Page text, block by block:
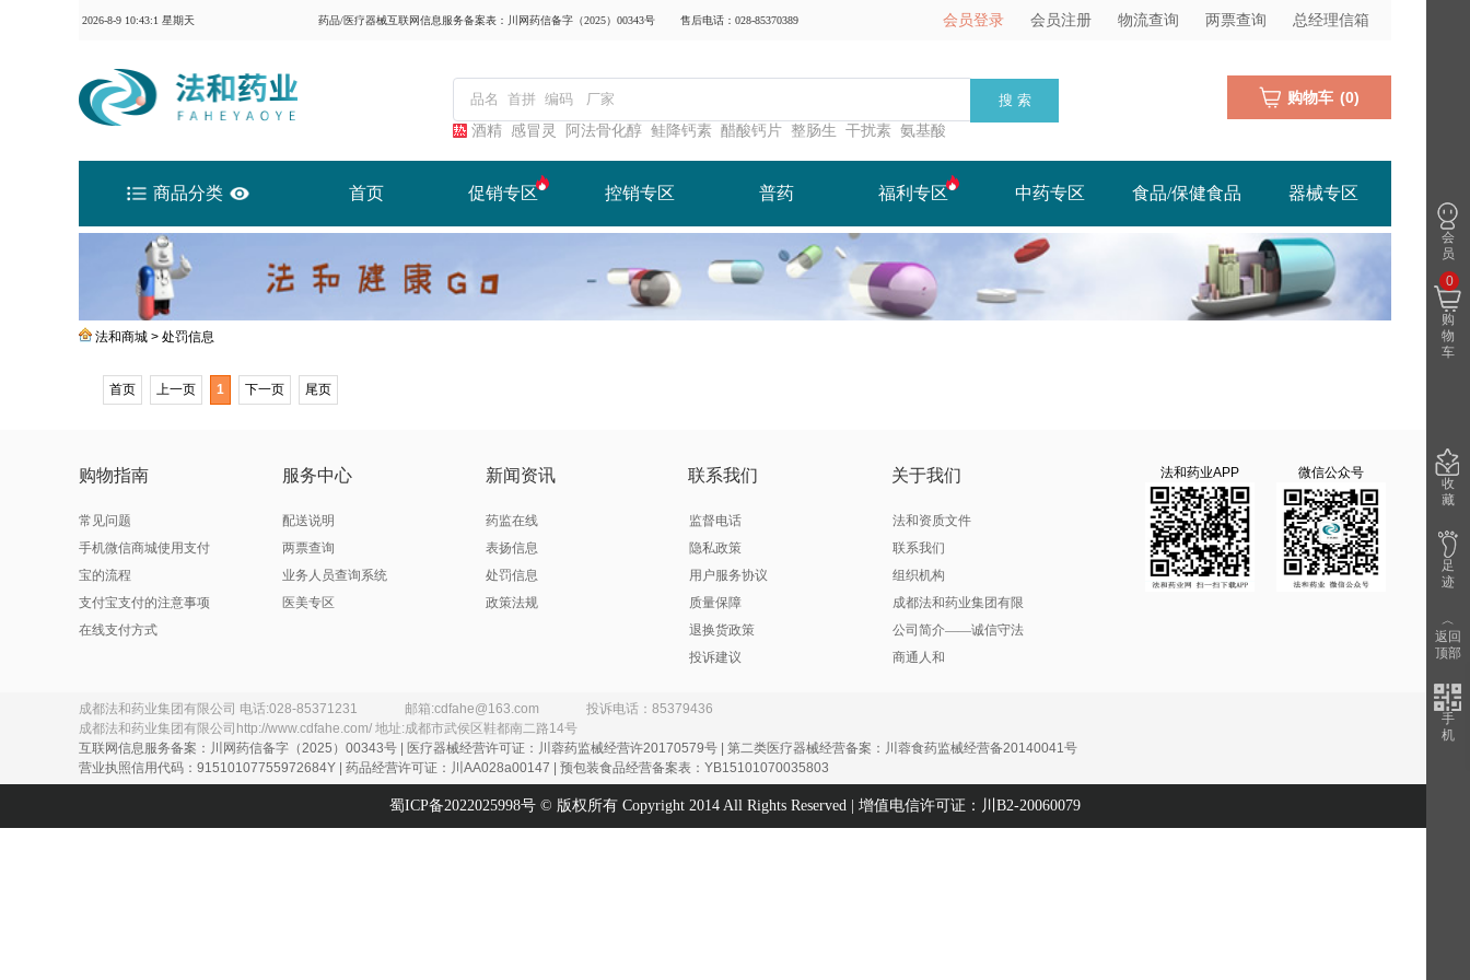
2026-8-9 10:43:1 星期天 药品/医疗器械互联网信息服务备案表：川网药信备字（2025）00343号 售后电话：028-85370389 会员登录 会员注册 物流查询 两票查询 总经理信箱
酒精 感冒灵 阿法骨化醇 鲑降钙素 醋酸钙片 整肠生 干扰素 氨基酸
搜 索 购物车 (0)
商品分类 首页 促销专区 控销专区 普药 福利专区 中药专区 食品/保健食品 器械专区
法和商城 > 处罚信息
首页 上一页 1 下一页 尾页
购物指南 服务中心 新闻资讯 联系我们 关于我们
常见问题
手机微信商城使用支付
宝的流程
支付宝支付的注意事项
在线支付方式
配送说明
两票查询
业务人员查询系统
医美专区
药监在线
表扬信息
处罚信息
政策法规
监督电话
隐私政策
用户服务协议
质量保障
退换货政策
投诉建议
法和资质文件
联系我们
组织机构
成都法和药业集团有限
公司简介——诚信守法
商通人和
法和药业APP 微信公众号
成都法和药业集团有限公司 电话:028-85371231 邮箱:cdfahe@163.com
投诉电话：85379436
成都法和药业集团有限公司 http://www.cdfahe.com/ 地址:成都市武侯区鞋都南二路14号
互联网信息服务备案：川网药信备字（2025）00343号 | 医疗器械经营许可证：川蓉药监械经营许20170579号 | 第二类医疗器械经营备案：川蓉食药监械经营备20140041号
营业执照信用代码：91510107755972684Y | 药品经营许可证：川AA028a00147 | 预包装食品经营备案表：YB15101070035803
蜀ICP备2022025998号 © 版权所有 Copyright 2014 All Rights Reserved | 增值电信许可证：川B2-20060079
会
员
购
物
车
0
收
藏
足
迹
︿
返回
顶部
手
机